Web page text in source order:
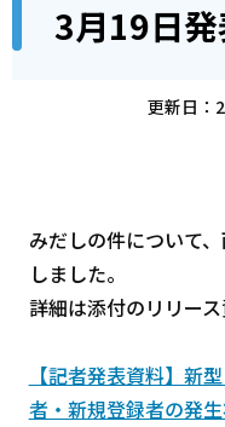
3月19日発
更新日：
みだしの件について
しました。
詳細は添付のリリー
【記者発表資料】新
者・新規登録者の発